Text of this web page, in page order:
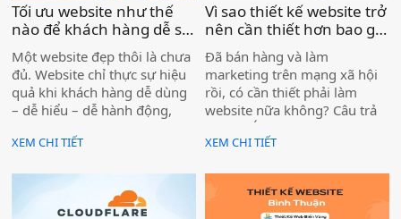
Tối ưu website như thế
nào để khách hàng dễ sử
dụng và đạt hiệu quả? )
Một website đẹp thôi là chưa
đủ. Website chỉ thực sự hiệu
quả khi khách hàng dễ dùng
– dễ hiểu – dễ hành động,
Google để tiếp cận đúng
XEM CHI TIẾT
Vì sao thiết kế website trở
nên cần thiết hơn bao giờ
hết cho doanh nghiệp
hiện nay )
Đã bán hàng và làm
marketing trên mạng xã hội
rồi, có cần thiết phải làm
website nữa không? Câu trả
lời là: CÓ – và website ngày
càng quan trọng hơn
XEM CHI TIẾT